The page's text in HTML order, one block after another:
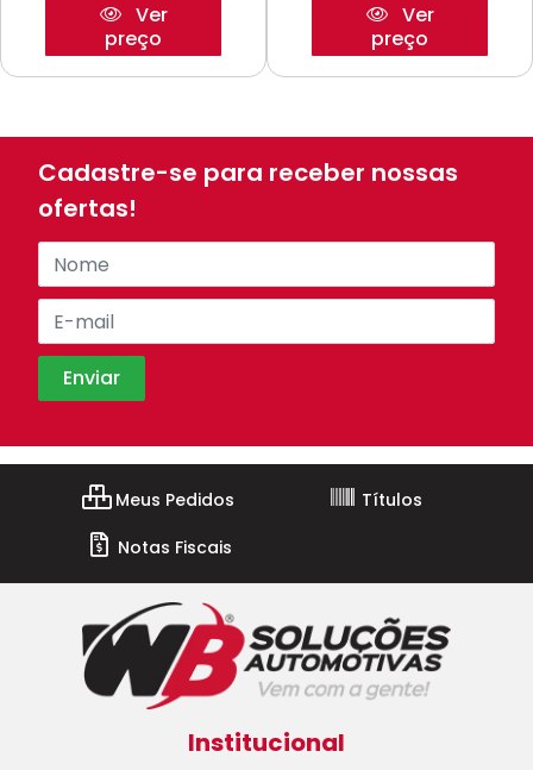
Ver
preço
Ver
preço
Cadastre-se para receber nossas
ofertas!
Meus Pedidos
Títulos
Notas Fiscais
Institucional